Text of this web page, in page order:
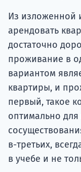
Из изложенной
арендовать
достаточно
проживание в
вариантом
квартиры, и
первый, такое
оптимально
в-третьих,
в учебе и не